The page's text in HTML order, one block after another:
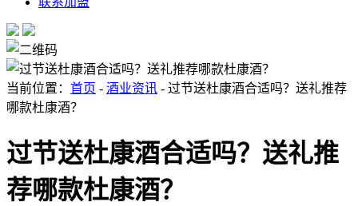
当前位置： 首页 - 酒业资讯 - 过节送杜康酒合适吗？送礼推荐
哪款杜康酒？
过节送杜康酒合适吗？送礼推
荐哪款杜康酒？